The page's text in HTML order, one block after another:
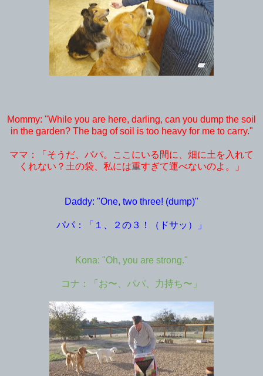
Mommy: "While you are here, darling, can you dump the soil
in the garden? The bag of soil is too heavy for me to carry."
ママ：「そうだ、パパ。ここにいる間に、畑に土を入れて
くれない？土の袋、私には重すぎて運べないのよ。」
Daddy: "One, two three! (dump)"
パパ：「１、２の３！（ドサッ）」
Kona: "Oh, you are strong."
コナ：「お〜、パパ、力持ち〜」